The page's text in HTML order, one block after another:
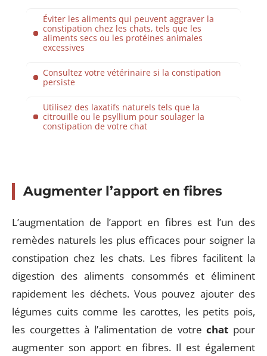
Éviter les aliments qui peuvent aggraver la
constipation chez les chats, tels que les
aliments secs ou les protéines animales
excessives
Consultez votre vétérinaire si la constipation
persiste
Utilisez des laxatifs naturels tels que la
citrouille ou le psyllium pour soulager la
constipation de votre chat
Augmenter l’apport en fibres
L’augmentation de l’apport en fibres est l’un des
remèdes naturels les plus efficaces pour soigner la
constipation chez les chats. Les fibres facilitent la
digestion des aliments consommés et éliminent
rapidement les déchets. Vous pouvez ajouter des
légumes cuits comme les carottes, les petits pois,
les courgettes à l’alimentation de votrechat pour
augmenter son apport en fibres. Il est également